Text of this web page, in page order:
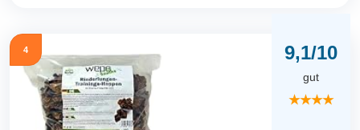
4 9,1/10
gut
★★★★